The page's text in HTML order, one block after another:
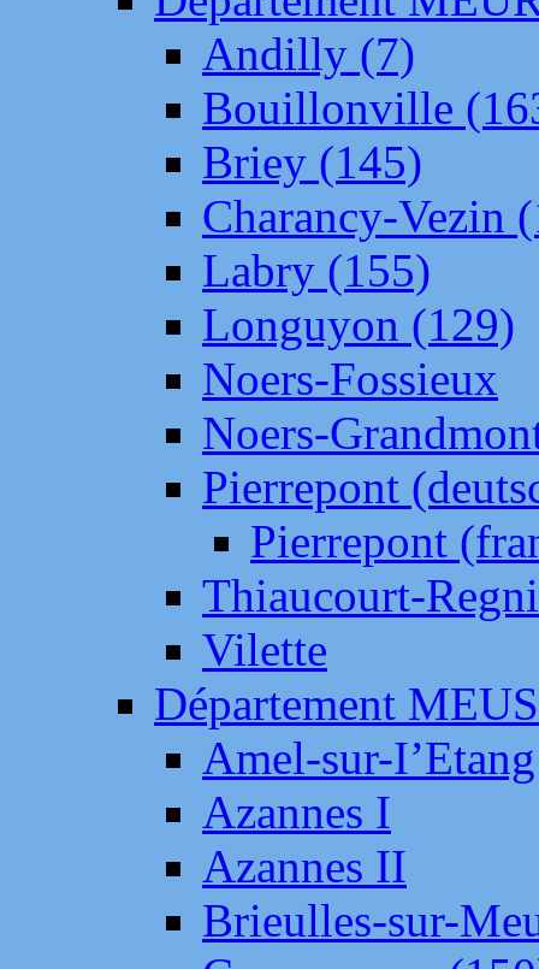
Andilly (7)
Bouillonville
Briey (145)
Charancy-Vezin
Labry (155)
Longuyon (129)
Noers-Fossieux
Noers-
Pierrepont
Pierrepont
Thiaucourt-
Vilette
Département
Amel-sur-
Azannes I
Azannes II
Brieulles-sur-